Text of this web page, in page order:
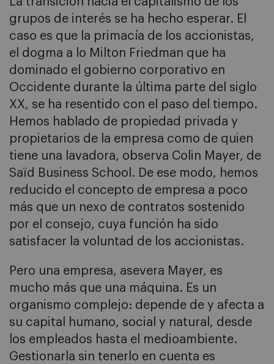
grupos de interés se ha hecho esperar. El
caso es que la primacía de los accionistas,
el dogma a lo Milton Friedman que ha
dominado el gobierno corporativo en
Occidente durante la última parte del siglo
XX, se ha resentido con el paso del tiempo.
Hemos hablado de propiedad privada y
propietarios de la empresa como de quien
tiene una lavadora, observa Colin Mayer, de
Saïd Business School. De ese modo, hemos
reducido el concepto de empresa a poco
más que un nexo de contratos sostenido
por el consejo, cuya función ha sido
satisfacer la voluntad de los accionistas.
Pero una empresa, asevera Mayer, es
mucho más que una máquina. Es un
organismo complejo: depende de y afecta a
su capital humano, social y natural, desde
los empleados hasta el medioambiente.
Gestionarla sin tenerlo en cuenta es